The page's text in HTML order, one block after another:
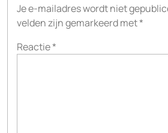
Je e-mailadres wordt niet
velden zijn gemarkeerd met*
Reactie*